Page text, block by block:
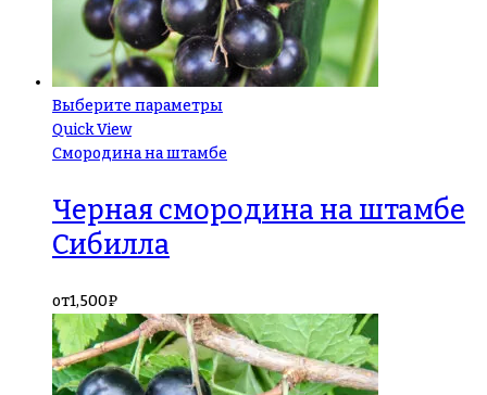
Выберите параметры
Quick View
Смородина на штамбе
Черная смородина на штамбе
Сибилла
от1,500₽